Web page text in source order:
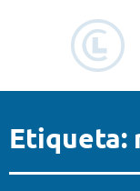
Etiqueta: